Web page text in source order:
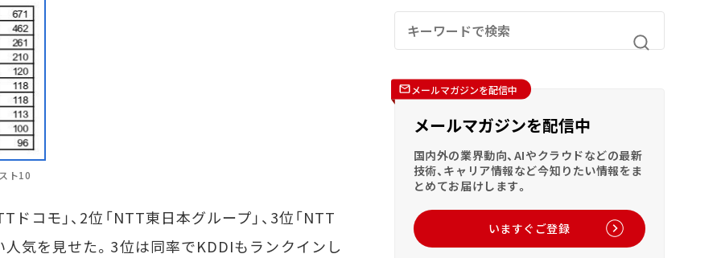
ト10
コモ」、2位「NTT東日本グループ」、3位「NTT
人気を見せた。3位は同率でKDDIもランクインし
メールマガジンを配信中
メールマガジンを配信中
国内外の業界動向、AIやクラウドなどの最新
技術、キャリア情報など今知りたい情報をま
とめてお届けします。
いますぐご登録